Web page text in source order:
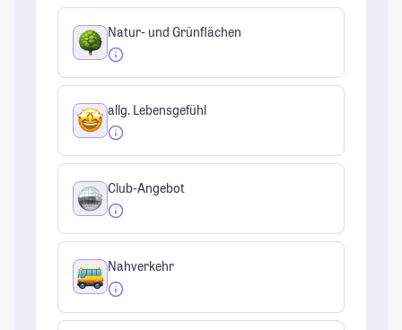
Natur- und Grünflächen
allg. Lebensgefühl
Club-Angebot
Nahverkehr